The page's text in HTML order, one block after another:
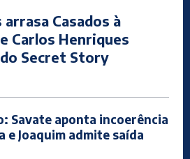
Casados à
Carlos Henriques
Secret Story
Savate aponta incoerência
e Joaquim admite saída